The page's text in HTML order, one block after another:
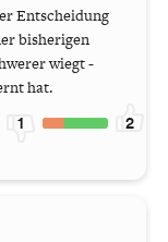
Entscheidung
bisherigen
wiegt -
hat.
1 2